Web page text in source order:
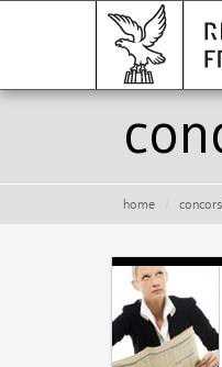
home